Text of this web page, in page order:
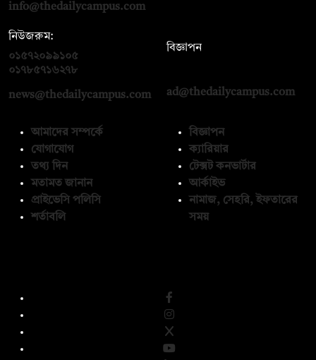
info@thedailycampus.com
নিউজরুম:
০১৫৭২০৯৯১০৫
০১৭৮৫৭১৬২৭৮
news@thedailycampus.com
বিজ্ঞাপন
ad@thedailycampus.com
আমাদের সম্পর্কে
যোগাযোগ
তথ্য দিন
মতামত জানান
প্রাইভেসি পলিসি
শর্তাবলি
বিজ্ঞাপন
ক্যারিয়ার
টেক্সট কনভার্টার
আর্কাইভ
নামাজ, সেহরি, ইফতারের
সময়